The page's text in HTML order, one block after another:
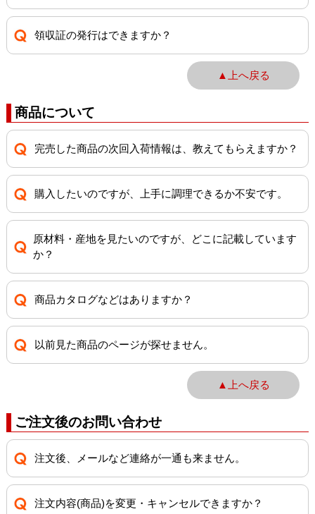
領収証の発行はできますか？
▲上へ戻る
商品について
完売した商品の次回入荷情報は、教えてもらえますか？
購入したいのですが、上手に調理できるか不安です。
原材料・産地を見たいのですが、どこに記載しています
か？
商品カタログなどはありますか？
以前見た商品のページが探せません。
▲上へ戻る
ご注文後のお問い合わせ
注文後、メールなど連絡が一通も来ません。
注文内容(商品)を変更・キャンセルできますか？